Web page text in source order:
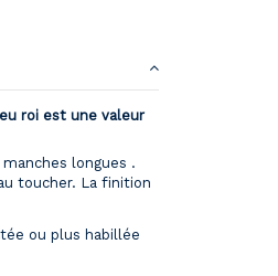
roi est une valeur
longues .
toucher. La finition
ou plus habillée